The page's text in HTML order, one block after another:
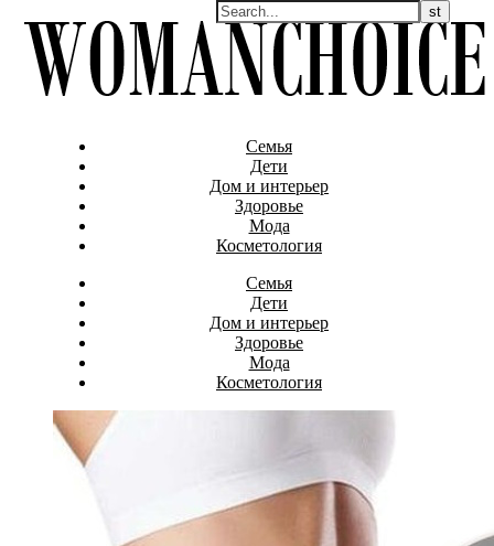
Семья
Дети
Дом и интерьер
Здоровье
Мода
Косметология
Семья
Дети
Дом и интерьер
Здоровье
Мода
Косметология